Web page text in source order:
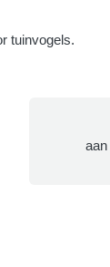
tuinvogels.
aan